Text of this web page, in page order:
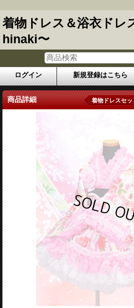
着物ドレス＆浴衣ド
hinaki〜
ログイン 新規登録はこちら
商品詳細 着物ドレスセ